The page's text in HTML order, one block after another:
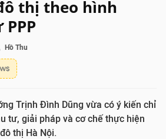
thị theo hình
Hồ Thu
Trịnh Đình Dũng vừa có ý kiến chỉ
tư, giải pháp và cơ chế thực hiện
thị Hà Nội.